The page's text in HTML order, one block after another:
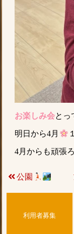
お楽しみ会とっ
明日から4月
4月からも頑張
公園
利用者募集